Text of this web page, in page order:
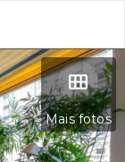
Mais fotos